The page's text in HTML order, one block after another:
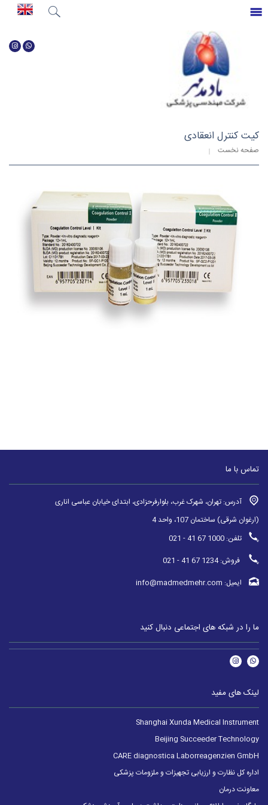
جستجو
کیت کنترل انعقادی
صفحه نخست
تماس با ما
آدرس: تهران، شهرک غرب، بلوارفرحزادی، ابتدای خیابان عباسی اناری
(ارغوان شرقی) ساختمان 107، واحد 4
تلفن: 1000 67 41 - 021
فروش: 1234 67 41 - 021
ایمیل: info@madmedmehr.com
ما را در شبکه های اجتماعی دنبال کنید
لینک های مفید
Shanghai Xunda Medical Instrument
Beijing Succeeder Technology
CARE diagnostica Laborreagenzien GmbH
اداره کل نظارت و ارزیابی تجهیزات و ملزومات پزشکی
معاونت درمان